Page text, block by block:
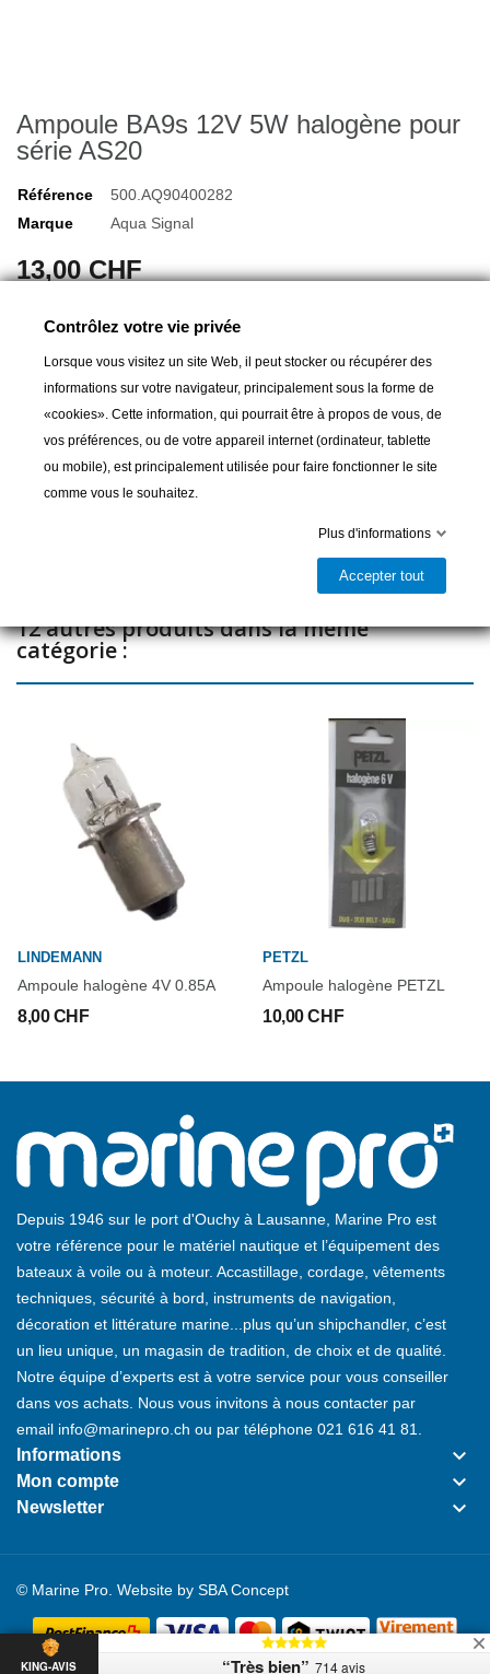
Ampoule BA9s 12V 5W halogène pour
série AS20
Référence
500.AQ90400282
Marque
Aqua Signal
13,00 CHF
Ampoule BA9s 12V 5W halogène pour série AS21 00000
Ajouter au panier
Livrable et disponible en magasin
12 autres produits dans la même
catégorie :
LINDEMANN
Ampoule halogène 4V 0.85A
8,00 CHF
PETZL
Ampoule halogène PETZL
10,00 CHF
Depuis 1946 sur le port d'Ouchy à Lausanne, Marine Pro est
votre référence pour le matériel nautique et l’équipement des
bateaux à voile ou à moteur. Accastillage, cordage, vêtements
techniques, sécurité à bord, instruments de navigation,
décoration et littérature marine...plus qu’un shipchandler, c’est
un lieu unique, un magasin de tradition, de choix et de qualité.
Notre équipe d’experts est à votre service pour vous conseiller
dans vos achats. Nous vous invitons à nous contacter par
email info@marinepro.ch ou par téléphone 021 616 41 81
Informations keyboard_arrow_down
Mon compte keyboard_arrow_down
Newsletter keyboard_arrow_down
© Marine Pro. Website by SBA Concept
KING-AVIS “Très bien” 714 avis
Contrôlez votre vie privée
Lorsque vous visitez un site Web, il peut stocker ou récupérer des
informations sur votre navigateur, principalement sous la forme de
«cookies». Cette information, qui pourrait être à propos de vous, de
vos préférences, ou de votre appareil internet (ordinateur, tablette
ou mobile), est principalement utilisée pour faire fonctionner le site
comme vous le souhaitez.
Plus d'informations
Accepter tout